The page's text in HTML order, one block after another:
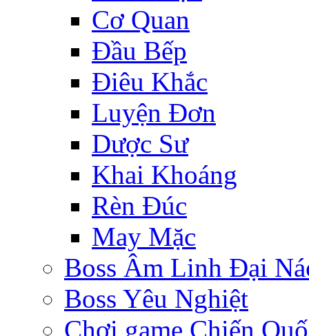
Cơ Quan
Đầu Bếp
Điêu Khắc
Luyện Đơn
Dược Sư
Khai Khoáng
Rèn Đúc
May Mặc
Boss Âm Linh Đại
Boss Yêu Nghiệt
Chơi game Chiến